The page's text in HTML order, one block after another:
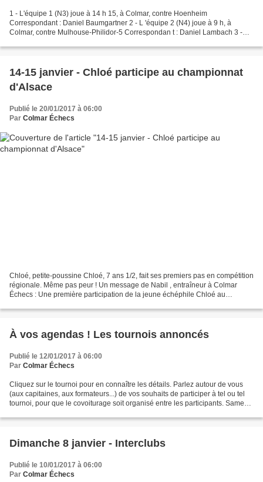
1 - L'équipe 1 (N3) joue à 14 h 15, à Colmar, contre Hoenheim
Correspondant : Daniel Baumgartner 2 - L 'équipe 2 (N4) joue à 9 h, à
Colmar, contre Mulhouse-Philidor-5 Correspondan t : Daniel Lambach 3 -
14-15 janvier - Chloé participe au championnat
d'Alsace
Publié le 20/01/2017 à 06:00
Par Colmar Échecs
Chloé, petite-poussine Chloé, 7 ans 1/2, fait ses premiers pas en compétition
régionale. Même pas peur ! Un message de Nabil , entraîneur à Colmar
Échecs : Une première participation de la jeune échéphile Chloé au
À vos agendas ! Les tournois annoncés
Publié le 12/01/2017 à 06:00
Par Colmar Échecs
Cliquez sur le tournoi pour en connaître les détails. Parlez autour de vous
(aux capitaines, aux formateurs...) de vos souhaits de participer à tel ou tel
tournoi, pour que le covoiturage soit organisé entre les participants. Samedi
Dimanche 8 janvier - Interclubs
Publié le 10/01/2017 à 06:00
Par Colmar Échecs